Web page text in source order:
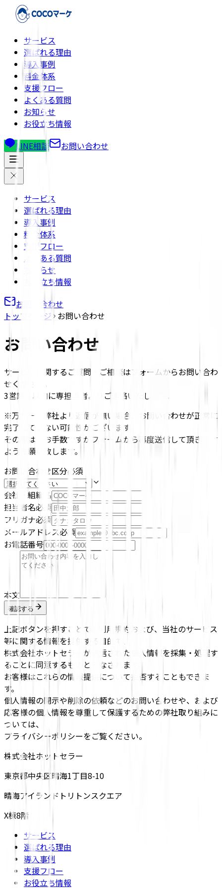
サービス
選ばれる理由
導入事例
料金体系
支援フロー
よくある質問
お知らせ
お役立ち情報
LINE相談
お問い合わせ
サービス
選ばれる理由
導入事例
料金体系
支援フロー
よくある質問
お知らせ
お役立ち情報
お問い合わせ
トップページ お問い合わせ
お問い合わせ
サービスに関するご質問・ご相談はフォームからお問い合わ
せください。
3営業日以内に専担当者よりご連絡いたします。
※万が一、弊社より返信が無い場合、お問い合わせが正常に
完了していない可能性がございます。
その際は、お手数ですがフォームから再度送信して頂きます
ようお願い致します。
お問い合わせ区分必須
会社・組織名
担当者名必須
フリガナ必須
メールアドレス必須
お電話番号
本文
確認する
上記ボタンを押すことで、利用規約および、当社のサービス
等に関する情報を提供する目的で、
株式会社ホットセラーが送信された個人情報を採集・処理す
ることに同意するものとみなされます。
お客様はこれらの情報提供について拒否することもできま
す。
個人情報の開示や削除の依頼などのお問い合わせや、および
応客様の個人情報を尊重して保護するための弊社取り組みに
ついては、
プライバシーポリシーをご覧ください。
株式会社ホットセラー
東京都中央区晴海1丁目8-10
晴海アイランドトリトンスクエア
X棟8階
サービス
選ばれる理由
導入事例
支援フロー
お役立ち情報